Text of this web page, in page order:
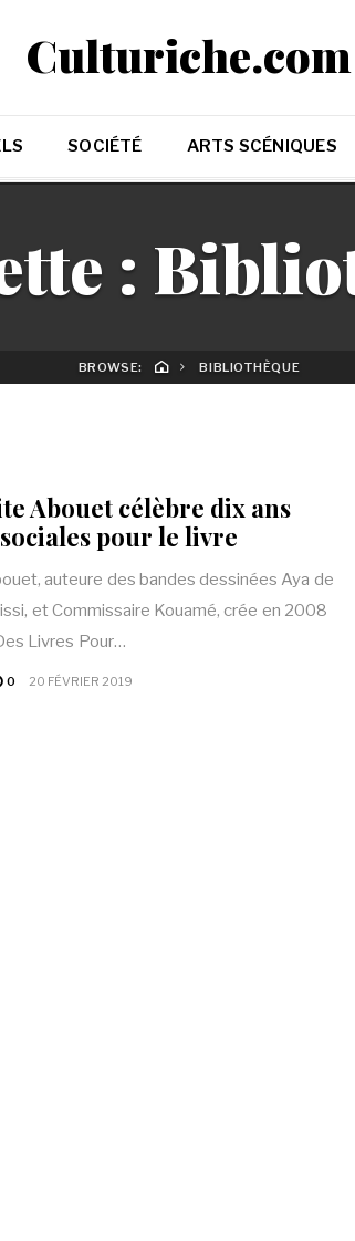
Culturiche.com
SOCIÉTÉ ARTS SCÉNIQUES
:
BROWSE: BIBLIOTHÈQUE
Abouet célèbre dix ans
pour le livre
auteure des bandes dessinées Aya de
et Commissaire Kouamé, crée en 2008
Livres Pour…
0 20 FÉVRIER 2019